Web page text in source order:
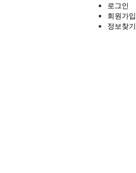
로그인
회원가입
정보찾기